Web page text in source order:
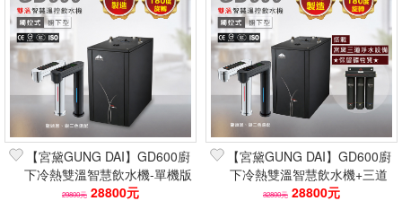
全部尺寸
篩選
【宮黛GUNG DAI】GD600廚
下冷熱雙溫智慧飲水機-單機版
(觸控龍頭/台灣製造)
29800元 28800元
【宮黛GUNG DAI】GD600廚
下冷熱雙溫智慧飲水機+三道
淨水器(觸控龍頭/台灣製造)
32800元 28800元